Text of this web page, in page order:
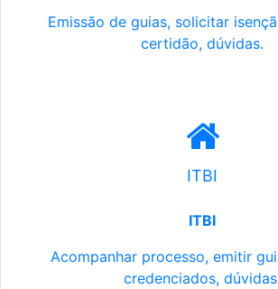
Emissão de guias, solicitar
certidão, dúvidas.
ITBI
ITBI
Acompanhar processo, emitir
credenciados,